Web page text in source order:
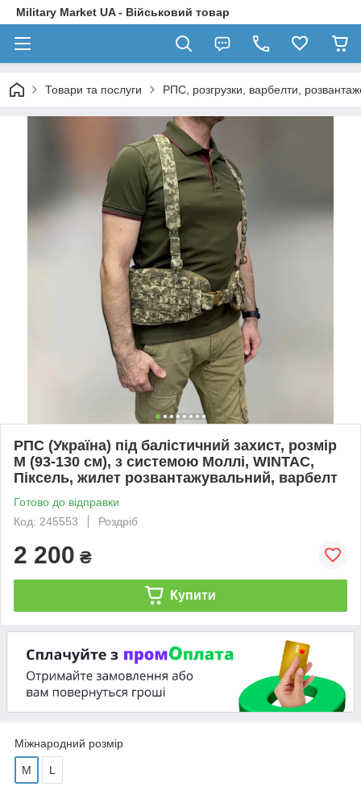
Military Market UA - Військовий товар
Товари та послуги РПС, розгрузки, варбелти,
РПС (Україна) під балістичний захист, розмір
M (93-130 см), з системою Моллі, WINTAC,
Піксель, жилет розвантажувальний, варбелт
Готово до відправки
Код: 245553
Роздріб
2 200 ₴
Купити
Міжнародний розмір
M L